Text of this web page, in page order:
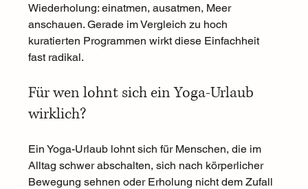
Wiederholung: einatmen, ausatmen, Meer
anschauen. Gerade im Vergleich zu hoch
kuratierten Programmen wirkt diese Einfachheit
fast radikal.
Für wen lohnt sich ein Yoga-Urlaub
wirklich?
Ein Yoga-Urlaub lohnt sich für Menschen, die im
Alltag schwer abschalten, sich nach körperlicher
Bewegung sehnen oder Erholung nicht dem Zufall